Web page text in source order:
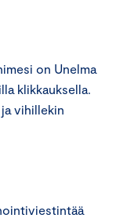
on Unelma
klikkauksella.
vihillekin